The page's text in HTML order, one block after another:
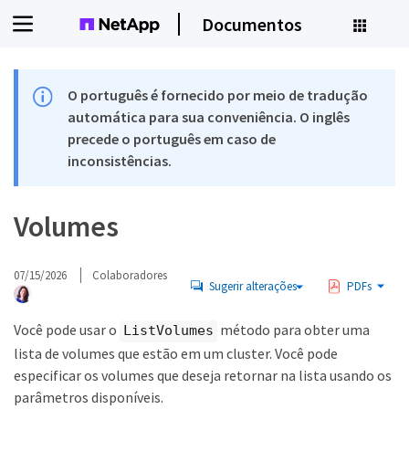
Documentos
O português é fornecido por meio de tradução
automática para sua conveniência. O inglês
precede o português em caso de
inconsistências.
Volumes
07/15/2026 Colaboradores
Sugerir alterações PDFs
Você pode usar o ListVolumes método para obter uma
lista de volumes que estão em um cluster. Você pode
especificar os volumes que deseja retornar na lista usando os
parâmetros disponíveis.